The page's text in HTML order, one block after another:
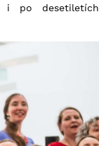
i po desetiletích